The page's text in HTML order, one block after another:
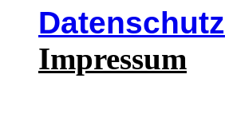
Datenschutz
Impressum